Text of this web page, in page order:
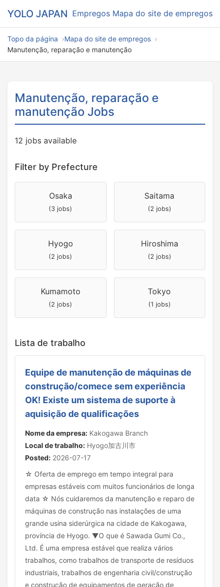
YOLO JAPAN Empregos Mapa do site de empregos
Topo da página
Mapa do site de empregos
Manutenção, reparação e manutenção
Manutenção, reparação e
manutenção Jobs
12 jobs available
Filter by Prefecture
Osaka
(3 jobs)
Saitama
(2 jobs)
Hyogo
(2 jobs)
Hiroshima
(2 jobs)
Kumamoto
(2 jobs)
Tokyo
(1 jobs)
Lista de trabalho
Equipe de manutenção de máquinas de
construção/comece sem experiência
OK! Existe um sistema de suporte à
aquisição de qualificações
Nome da empresa: Kakogawa Branch
Local de trabalho: Hyogo加古川市
Posted: 2026-07-17
☆ Oferta de emprego em tempo integral para
empresas estáveis com muitos funcionários de longa
data ☆ Nós cuidaremos da manutenção e reparo de
máquinas de construção nas instalações de uma
grande usina siderúrgica na cidade de Kakogawa,
província de Hyogo. ▼O que é Sawada Gumi Co.,
Ltd. É uma empresa estável que realiza vários
trabalhos, como trabalhos de transporte de resíduos
industriais, trabalhos de engenharia civil/construção
e construção de equipamentos de geração de